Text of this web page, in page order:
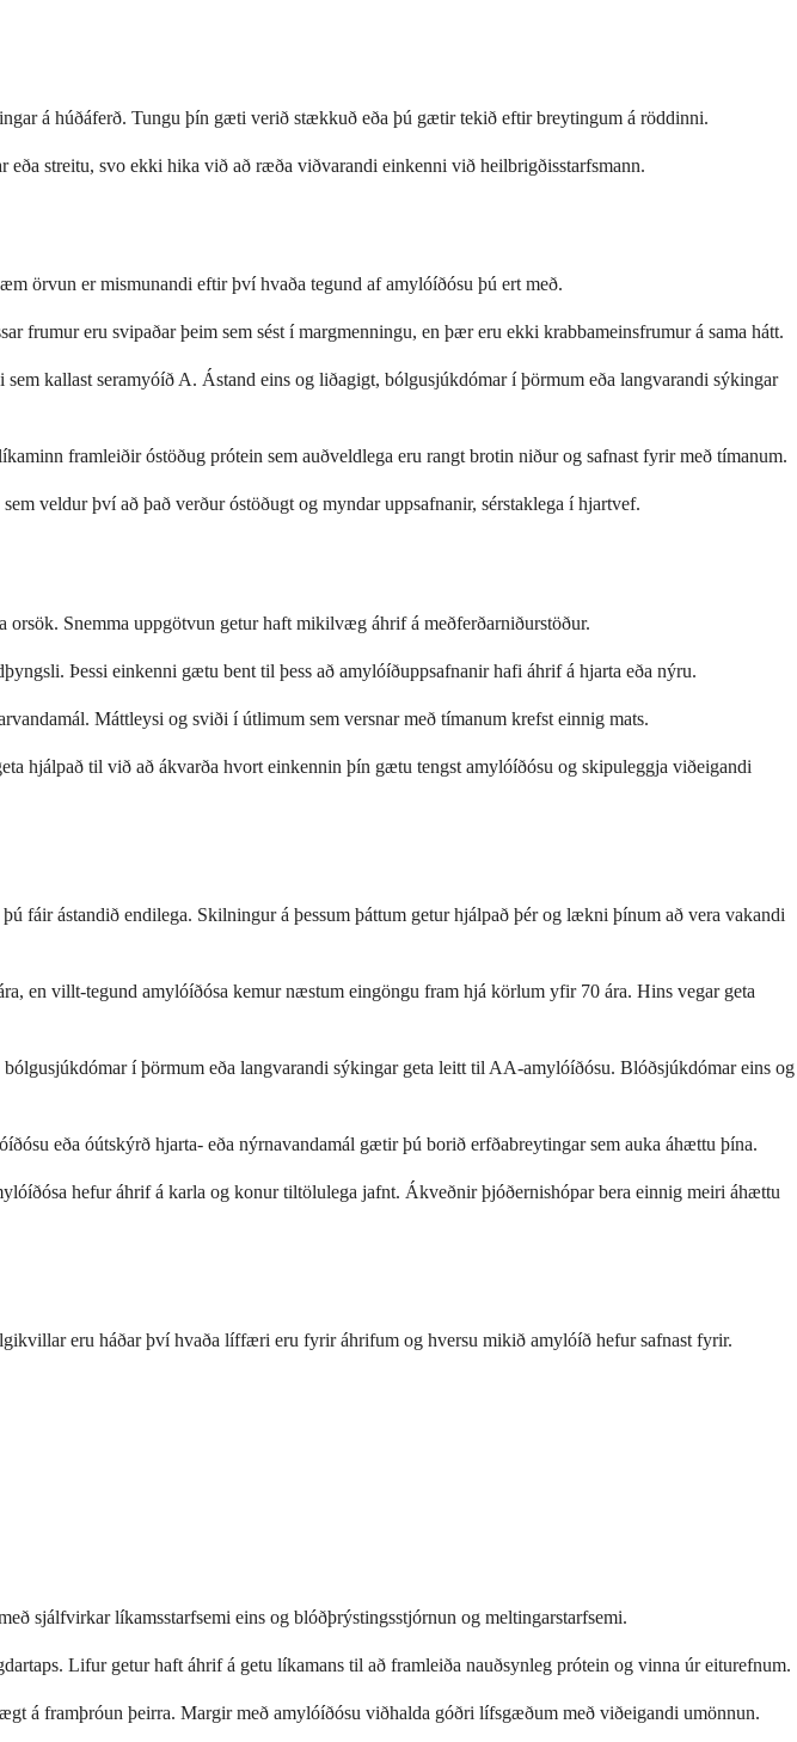
á húðáferð. Tungu þín gæti verið stækkuð eða þú gætir tekið eftir breytingum á röddinni.
eða streitu, svo ekki hika við að ræða viðvarandi einkenni við heilbrigðisstarfsmann.
örvun er mismunandi eftir því hvaða tegund af amylóíðósu þú ert með.
eru svipaðar þeim sem sést í margmenningu, en þær eru ekki krabbameinsfrumur á sama hátt.
kallast seramyóíð A. Ástand eins og liðagigt, bólgusjúkdómar í þörmum eða langvarandi sýkingar
framleiðir óstöðug prótein sem auðveldlega eru rangt brotin niður og safnast fyrir með tímanum.
veldur því að það verður óstöðugt og myndar uppsafnanir, sérstaklega í hjartvef.
Snemma uppgötvun getur haft mikilvæg áhrif á meðferðarniðurstöður.
Þessi einkenni gætu bent til þess að amylóíðuppsafnanir hafi áhrif á hjarta eða nýru.
Máttleysi og sviði í útlimum sem versnar með tímanum krefst einnig mats.
hjálpað til við að ákvarða hvort einkennin þín gætu tengst amylóíðósu og skipuleggja viðeigandi
ástandið endilega. Skilningur á þessum þáttum getur hjálpað þér og lækni þínum að vera vakandi
en villt-tegund amylóíðósa kemur næstum eingöngu fram hjá körlum yfir 70 ára. Hins vegar geta
í þörmum eða langvarandi sýkingar geta leitt til AA-amylóíðósu. Blóðsjúkdómar eins og
eða óútskýrð hjarta- eða nýrnavandamál gætir þú borið erfðabreytingar sem auka áhættu þína.
hefur áhrif á karla og konur tiltölulega jafnt. Ákveðnir þjóðernishópar bera einnig meiri áhættu
eru háðar því hvaða líffæri eru fyrir áhrifum og hversu mikið amylóíð hefur safnast fyrir.
sjálfvirkar líkamsstarfsemi eins og blóðþrýstingsstjórnun og meltingarstarfsemi.
Lifur getur haft áhrif á getu líkamans til að framleiða nauðsynleg prótein og vinna úr eiturefnum.
á framþróun þeirra. Margir með amylóíðósu viðhalda góðri lífsgæðum með viðeigandi umönnun.